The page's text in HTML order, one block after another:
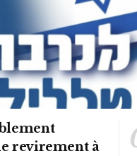
revirement à